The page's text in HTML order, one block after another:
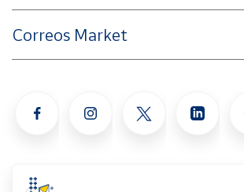
Correos Market